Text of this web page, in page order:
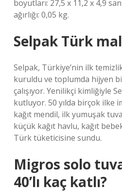
boyutları: 27,5 x 11,2 x 4,9
ağırlığı: 0,05 kg.
Selpak Türk
Selpak, Türkiye’nin ilk
kuruldu ve toplumda hijyen
çalışıyor. Yenilikçi kimliğiyle
kutluyor. 50 yılda birçok ilke
kağıt mendil, ilk yumuşak
küçük kağıt havlu, kağıt
Türk tüketicisine sundu.
Migros solo
40’lı kaç katlı?